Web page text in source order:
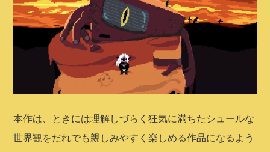
本作は、ときには理解しづらく狂気に満ちたシュールな
世界観をだれでも親しみやすく楽しめる作品になるよう